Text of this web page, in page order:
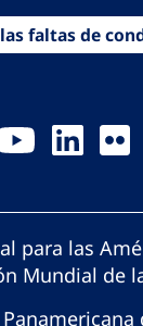
faltas de
para las
Mundial de